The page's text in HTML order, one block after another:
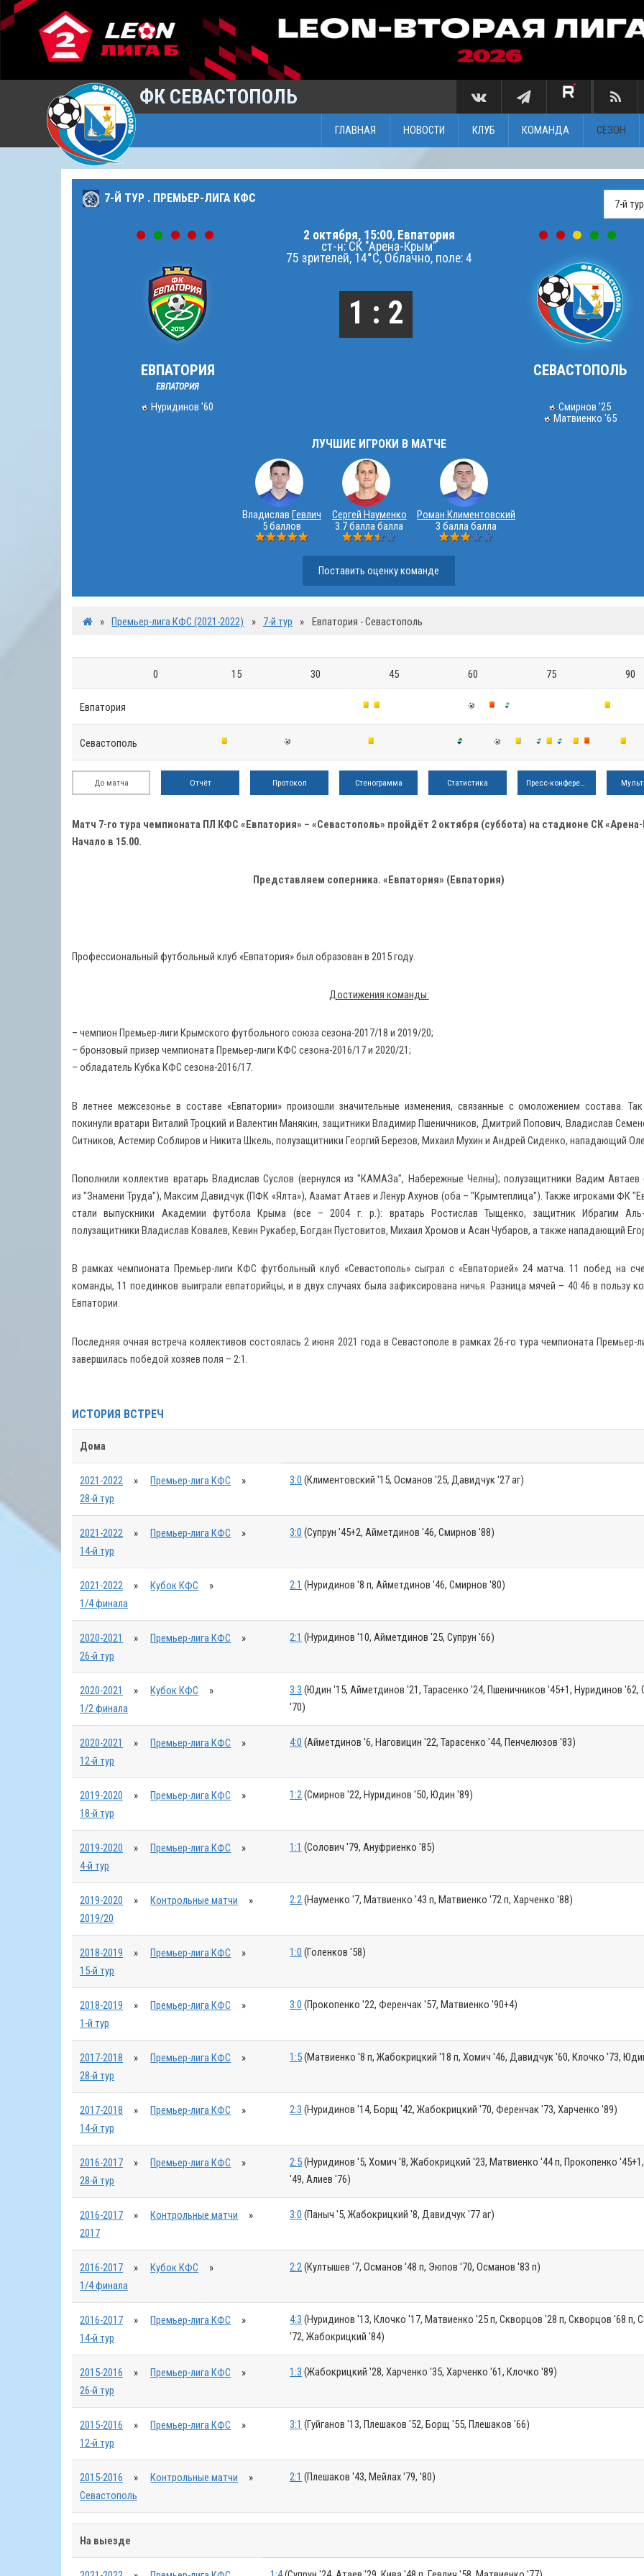
ФК СЕВАСТОПОЛЬ
ГЛАВНАЯ НОВОСТИ КЛУБ КОМАНДА СЕЗОН
7-Й ТУР . ПРЕМЬЕР-ЛИГА КФС
ЕВПАТОРИЯ
ЕВПАТОРИЯ
Нуридинов '60
2 октября, 15:00, Евпатория
ст-н: СК "Арена-Крым"
75 зрителей, 14°C, Облачно, поле: 4
1 : 2
СЕВАСТОПОЛЬ
Смирнов '25
Матвиенко '65
ЛУЧШИЕ ИГРОКИ В МАТЧЕ
Владислав Гевлич
5 баллов
Сергей Науменко
3.7 балла балла
Роман Климентовский
3 балла балла
Поставить оценку команде
» Премьер-лига КФС (2021-2022) » 7-й тур » Евпатория - Севастополь
0 15 30 45 60 75 90
Евпатория
Севастополь
До матча Отчёт Протокол Стенограмма Статистика Пресс-конференция
Матч 7-го тура чемпионата ПЛ КФС «Евпатория» – «Севастополь» пройдёт 2 октября (суббота) на стадионе СК
Начало в 15.00.
Представляем соперника. «Евпатория» (Евпатория)
Профессиональный футбольный клуб «Евпатория» был образован в 2015 году.
Достижения команды:
– чемпион Премьер-лиги Крымского футбольного союза сезона-2017/18 и 2019/20;
– бронзовый призер чемпионата Премьер-лиги КФС сезона-2016/17 и 2020/21;
– обладатель Кубка КФС сезона-2016/17.
В летнее межсезонье в составе «Евпатории» произошли значительные изменения, связанные с омоложением состава.
покинули вратари Виталий Троцкий и Валентин Манякин, защитники Владимир Пшеничников, Дмитрий Попович, Владислав
Ситников, Астемир Соблиров и Никита Шкель, полузащитники Георгий Березов, Михаил Мухин и Андрей Сиденко, нападающий
Пополнили коллектив вратарь Владислав Суслов (вернулся из "КАМАЗа", Набережные Челны); полузащитники Вадим Автаев
из "Знамени Труда"), Максим Давидчук (ПФК «Ялта»), Азамат Атаев и Ленур Ахунов (оба – "Крымтеплица"). Также игроками ФК
стали выпускники Академии футбола Крыма (все – 2004 г. р.): вратарь Ростислав Тыщенко, защитник Ибрагим
полузащитники Владислав Ковалев, Кевин Рукабер, Богдан Пустовитов, Михаил Хромов и Асан Чубаров, а также нападающий
В рамках чемпионата Премьер-лиги КФС футбольный клуб «Севастополь» сыграл с «Евпаторией» 24 матча. 11 побед на
команды, 11 поединков выиграли евпаторийцы, и в двух случаях была зафиксирована ничья. Разница мячей – 40:46 в пользу
Евпатории.
Последняя очная встреча коллективов состоялась 2 июня 2021 года в Севастополе в рамках 26-го тура чемпионата Премьер-
завершилась победой хозяев поля – 2:1.
ИСТОРИЯ ВСТРЕЧ
Дома
2021-2022 » Премьер-лига КФС
»
28-й тур
3:0 (Климентовский '15, Османов '25, Давидчук '27 аг)
2021-2022 » Премьер-лига КФС
»
14-й тур
3:0 (Супрун '45+2, Айметдинов '46, Смирнов '88)
2021-2022 » Кубок КФС
»
1/4 финала
2:1 (Нуридинов '8 п, Айметдинов '46, Смирнов '80)
2020-2021 » Премьер-лига КФС
»
26-й тур
2:1 (Нуридинов '10, Айметдинов '25, Супрун '66)
2020-2021 » Кубок КФС
»
1/2 финала
3:3 (Юдин '15, Айметдинов '21, Тарасенко '24, Пшеничников '45+1, Нуридинов '62,
'70)
2020-2021 » Премьер-лига КФС
»
12-й тур
4:0 (Айметдинов '6, Наговицин '22, Тарасенко '44, Пенчелюзов '83)
2019-2020 » Премьер-лига КФС
»
18-й тур
1:2(Смирнов '22, Нуридинов '50, Юдин '89)
2019-2020 » Премьер-лига КФС
»
4-й тур
1:1 (Солович '79, Ануфриенко '85)
2019-2020 » Контрольные матчи
»
2019/20
2:2(Науменко '7, Матвиенко '43 п, Матвиенко '72 п, Харченко '88)
2018-2019 » Премьер-лига КФС
»
15-й тур
1:0 (Голенков '58)
2018-2019 » Премьер-лига КФС
»
1-й тур
3:0 (Прокопенко '22, Ференчак '57, Матвиенко '90+4)
2017-2018 » Премьер-лига КФС
»
28-й тур
1:5(Матвиенко '8 п, Жабокрицкий '18 п, Хомич '46, Давидчук '60, Клочко '73,
2017-2018 » Премьер-лига КФС
»
14-й тур
2:3 (Нуридинов '14, Борщ '42, Жабокрицкий '70, Ференчак '73, Харченко '89)
2016-2017 » Премьер-лига КФС
»
28-й тур
2:5(Нуридинов '5, Хомич '8, Жабокрицкий '23, Матвиенко '44 п, Прокопенко
'49, Алиев '76)
2016-2017 » Контрольные матчи
»
2017
3:0 (Паныч '5, Жабокрицкий '8, Давидчук '77 аг)
2016-2017 » Кубок КФС
»
1/4 финала
2:2(Култышев '7, Османов '48 п, Эюпов '70, Османов '83 п)
2016-2017 » Премьер-лига КФС
»
14-й тур
4:3 (Нуридинов '13, Клочко '17, Матвиенко '25 п, Скворцов '28 п, Скворцов '68 п,
'72, Жабокрицкий '84)
2015-2016 » Премьер-лига КФС
»
26-й тур
1:3 (Жабокрицкий '28, Харченко '35, Харченко '61, Клочко '89)
2015-2016 » Премьер-лига КФС
»
12-й тур
3:1 (Гуйганов '13, Плешаков '52, Борщ '55, Плешаков '66)
2015-2016 » Контрольные матчи
»
Севастополь
2:1 (Плешаков '43, Мейлах '79, '80)
На выезде